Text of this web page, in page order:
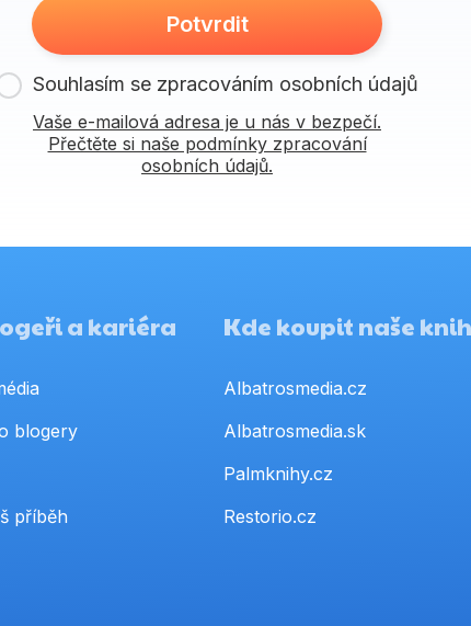
Potvrdit
Souhlasím se zpracováním osobních údajů
Vaše e-mailová adresa je u nás v bezpečí.
Přečtěte si naše podmínky zpracování
osobních údajů.
a kariéra
blogery
příběh
Kde koupit naše
Albatrosmedia.cz
Albatrosmedia.sk
Palmknihy.cz
Restorio.cz